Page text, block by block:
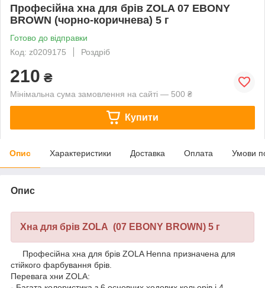
Професійна хна для брів ZOLA 07 EBONY
BROWN (чорно-коричнева) 5 г
Готово до відправки
Код: z0209175
Роздріб
210 ₴
Мінімальна сума замовлення на сайті — 500 ₴
Купити
Опис Характеристики Доставка Оплата Умови
Опис
Хна для брів ZOLA (07 EBONY BROWN) 5 г
Професійна хна для брів ZOLA Henna призначена для
стійкого фарбування брів.
Перевага хни ZOLA: